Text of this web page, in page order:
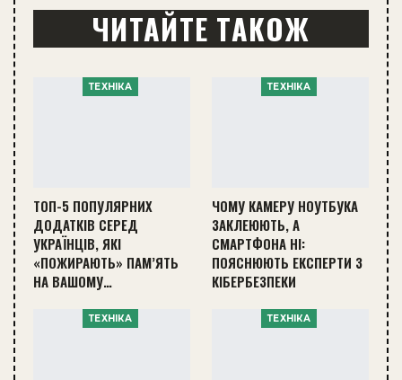
ЧИТАЙТЕ ТАКОЖ
ТЕХНІКА
ТОП-5 ПОПУЛЯРНИХ
ДОДАТКІВ СЕРЕД
УКРАЇНЦІВ, ЯКІ
«ПОЖИРАЮТЬ» ПАМ’ЯТЬ
НА ВАШОМУ…
ТЕХНІКА
ЧОМУ КАМЕРУ НОУТБУКА
ЗАКЛЕЮЮТЬ, А
СМАРТФОНА НІ:
ПОЯСНЮЮТЬ ЕКСПЕРТИ З
КІБЕРБЕЗПЕКИ
ТЕХНІКА ТЕХНІКА